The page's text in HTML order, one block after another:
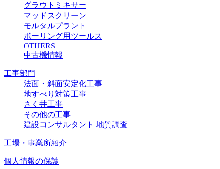
グラウトミキサー
マッドスクリーン
モルタルプラント
ボーリング用ツールス
OTHERS
中古機情報
工事部門
法面・斜面安定化工事
地すべり対策工事
さく井工事
その他の工事
建設コンサルタント 地質調査
工場・事業所紹介
個人情報の保護